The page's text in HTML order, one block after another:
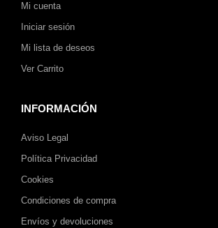
Mi cuenta
Iniciar sesión
Mi lista de deseos
Ver Carrito
INFORMACIÓN
Aviso Legal
Política Privacidad
Cookies
Condiciones de compra
Envíos y devoluciones